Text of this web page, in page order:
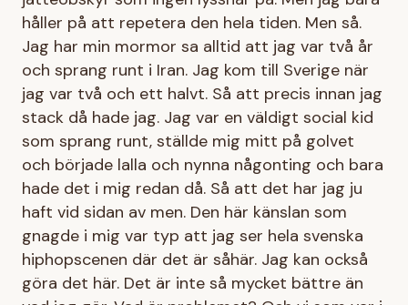
håller på att repetera den hela tiden. Men så.
Jag har min mormor sa alltid att jag var två år
och sprang runt i Iran. Jag kom till Sverige när
jag var två och ett halvt. Så att precis innan jag
stack då hade jag. Jag var en väldigt social kid
som sprang runt, ställde mig mitt på golvet
och började lalla och nynna någonting och bara
hade det i mig redan då. Så att det har jag ju
haft vid sidan av men. Den här känslan som
gnagde i mig var typ att jag ser hela svenska
hiphopscenen där det är såhär. Jag kan också
göra det här. Det är inte så mycket bättre än